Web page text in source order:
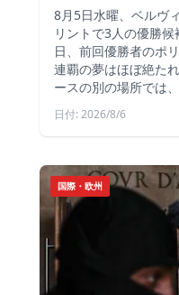
8月5日水曜、ベルヴ
リントで3人の優勝
日、前回優勝者のポ
連覇の夢はほぼ絶た
ースの別の場所では
日付: 2026/8/6
国際・欧州